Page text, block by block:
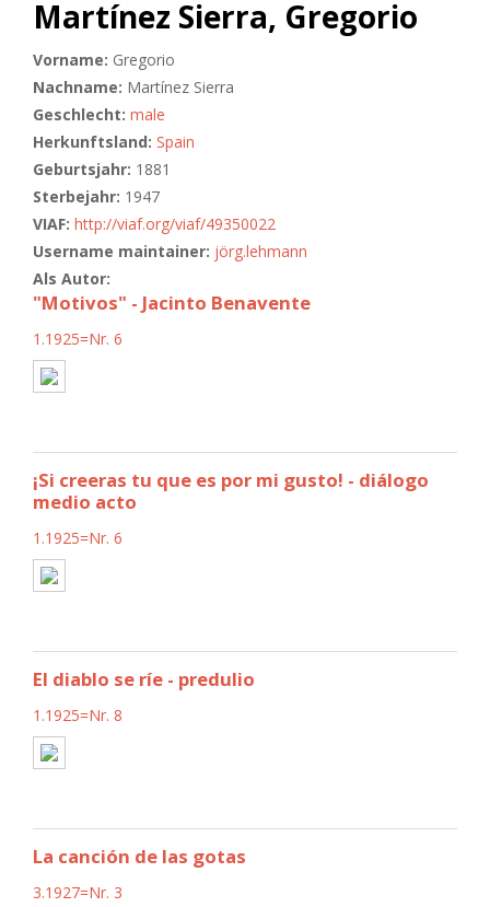
Martínez Sierra, Gregorio
Vorname: Gregorio
Nachname: Martínez Sierra
Geschlecht: male
Herkunftsland: Spain
Geburtsjahr: 1881
Sterbejahr: 1947
VIAF: http://viaf.org/viaf/49350022
Username maintainer: jörg.lehmann
Als Autor:
"Motivos" - Jacinto Benavente
1.1925=Nr. 6
¡Si creeras tu que es por mi gusto! - diálogo
medio acto
1.1925=Nr. 6
El diablo se ríe - predulio
1.1925=Nr. 8
La canción de las gotas
3.1927=Nr. 3